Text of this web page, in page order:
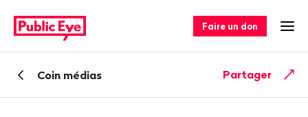
sur
publiceye.ch
rapide
Faire un don
RetourCoin médias Partager